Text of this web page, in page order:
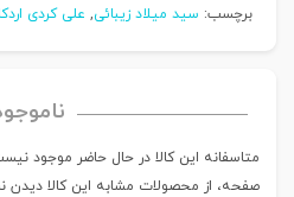
برچسب: سید میلاد زیبائی, علی کردی
متاسفانه این کالا در حال حاضر موجود
صفحه، از محصولات مشابه این کالا دیدن